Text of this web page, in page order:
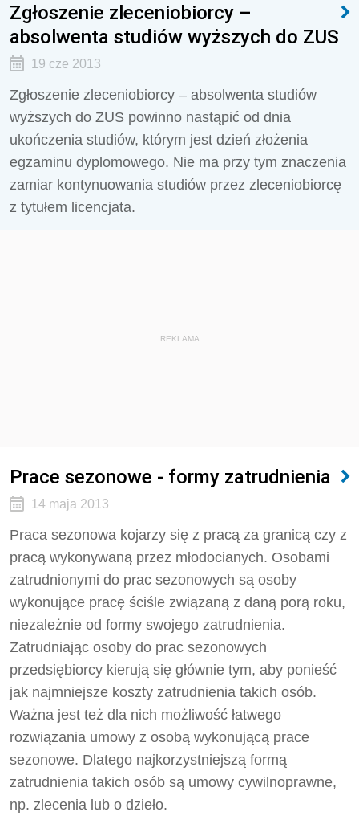
Zgłoszenie zleceniobiorcy –
absolwenta studiów wyższych do ZUS
19 cze 2013
Zgłoszenie zleceniobiorcy – absolwenta studiów
wyższych do ZUS powinno nastąpić od dnia
ukończenia studiów, którym jest dzień złożenia
egzaminu dyplomowego. Nie ma przy tym znaczenia
zamiar kontynuowania studiów przez zleceniobiorcę
z tytułem licencjata.
REKLAMA
Prace sezonowe - formy zatrudnienia
14 maja 2013
Praca sezonowa kojarzy się z pracą za granicą czy z
pracą wykonywaną przez młodocianych. Osobami
zatrudnionymi do prac sezonowych są osoby
wykonujące pracę ściśle związaną z daną porą roku,
niezależnie od formy swojego zatrudnienia.
Zatrudniając osoby do prac sezonowych
przedsiębiorcy kierują się głównie tym, aby ponieść
jak najmniejsze koszty zatrudnienia takich osób.
Ważna jest też dla nich możliwość łatwego
rozwiązania umowy z osobą wykonującą prace
sezonowe. Dlatego najkorzystniejszą formą
zatrudnienia takich osób są umowy cywilnoprawne,
np. zlecenia lub o dzieło.